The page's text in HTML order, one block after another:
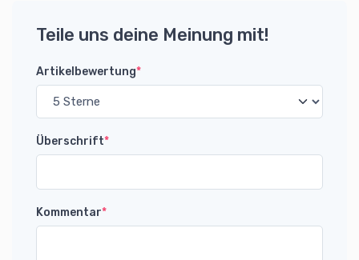
Teile uns deine Meinung mit!
Artikelbewertung*
Überschrift*
Kommentar*